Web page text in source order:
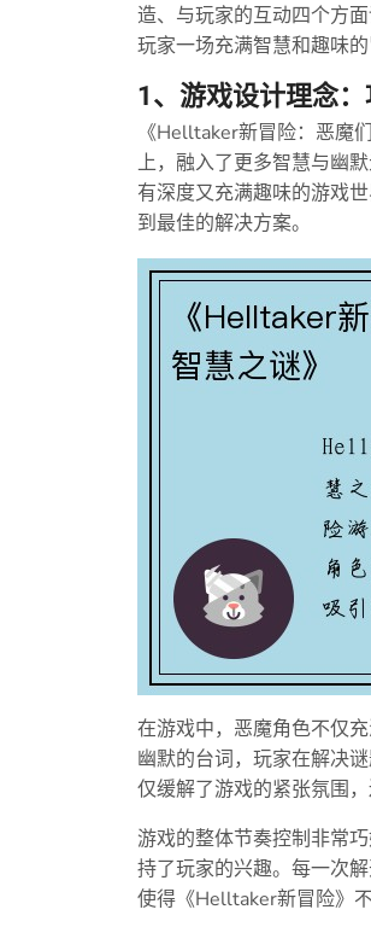
造、与玩家的互动四个方
玩家一场充满智慧和趣味的
1、游戏设计理念
《Helltaker新冒险：恶魔
上，融入了更多智慧与幽
有深度又充满趣味的游戏
到最佳的解决方案。
在游戏中，恶魔角色不仅
幽默的台词，玩家在解决
仅缓解了游戏的紧张氛围
游戏的整体节奏控制非常
持了玩家的兴趣。每一次
使得《Helltaker新冒险》